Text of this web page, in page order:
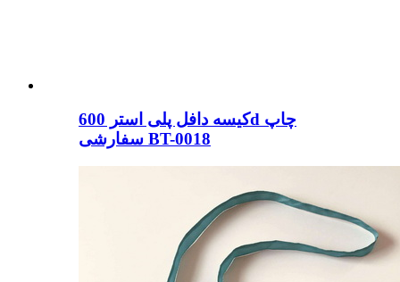
کیسه دافل پلی استر 600d چاپ
سفارشی BT-0018